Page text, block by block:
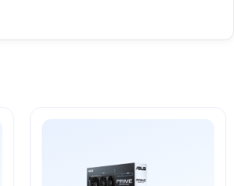
ötürülməsi mümkündür.